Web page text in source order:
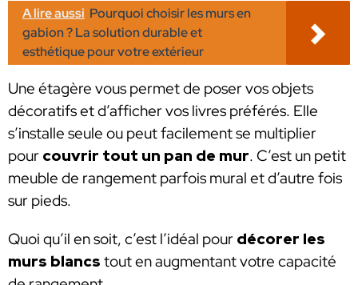
A lire aussi Pourquoi choisir les murs en
gabion ? La solution durable et
esthétique pour votre extérieur
Une étagère vous permet de poser vos objets
décoratifs et d’afficher vos livres préférés. Elle
s’installe seule ou peut facilement se multiplier
pour couvrir tout un pan de mur. C’est un petit
meuble de rangement parfois mural et d’autre fois
sur pieds.
Quoi qu’il en soit, c’est l’idéal pour décorer les
murs blancs tout en augmentant votre capacité